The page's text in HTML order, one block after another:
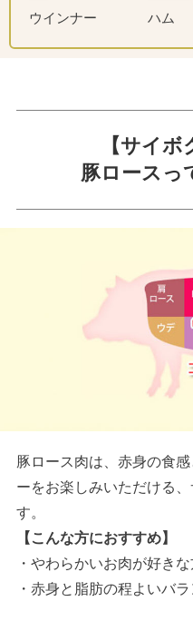
ウインナー ハム
【サイボ
豚ロースっ
豚ロース肉は、赤身の食
ーをお楽しみいただける
す。
【こんな方におすすめ】
・やわらかいお肉が好き
・赤身と脂肪の程よいバ